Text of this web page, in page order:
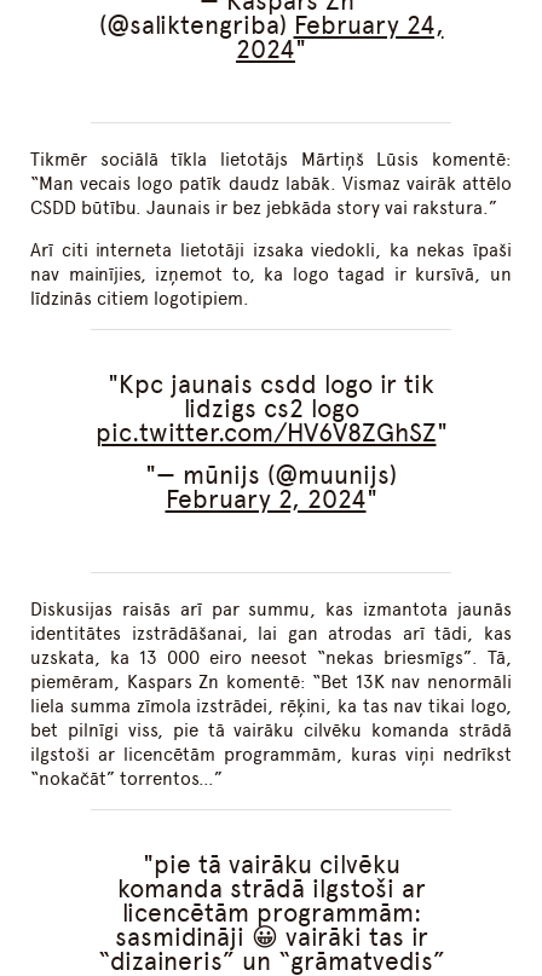
(@saliktengriba) February 24,
2024
Tikmēr sociālā tīkla lietotājs Mārtiņš Lūsis komentē:
“Man vecais logo patīk daudz labāk. Vismaz vairāk attēlo
CSDD būtību. Jaunais ir bez jebkāda story vai rakstura.”
Arī citi interneta lietotāji izsaka viedokli, ka nekas īpaši
nav mainījies, izņemot to, ka logo tagad ir kursīvā, un
līdzinās citiem logotipiem.
Kpc jaunais csdd logo ir tik
lidzigs cs2 logo
pic.twitter.com/HV6V8ZGhSZ
— mūnijs (@muunijs)
February 2, 2024
Diskusijas raisās arī par summu, kas izmantota jaunās
identitātes izstrādāšanai, lai gan atrodas arī tādi, kas
uzskata, ka 13 000 eiro neesot “nekas briesmīgs”. Tā,
piemēram, Kaspars Zn komentē: “Bet 13K nav nenormāli
liela summa zīmola izstrādei, rēķini, ka tas nav tikai logo,
bet pilnīgi viss, pie tā vairāku cilvēku komanda strādā
ilgstoši ar licencētām programmām, kuras viņi nedrīkst
“nokačāt” torrentos…”
pie tā vairāku cilvēku
komanda strādā ilgstoši ar
licencētām programmām:
sasmidināji 😀 vairāki tas ir
“dizaineris” un “grāmatvedis”